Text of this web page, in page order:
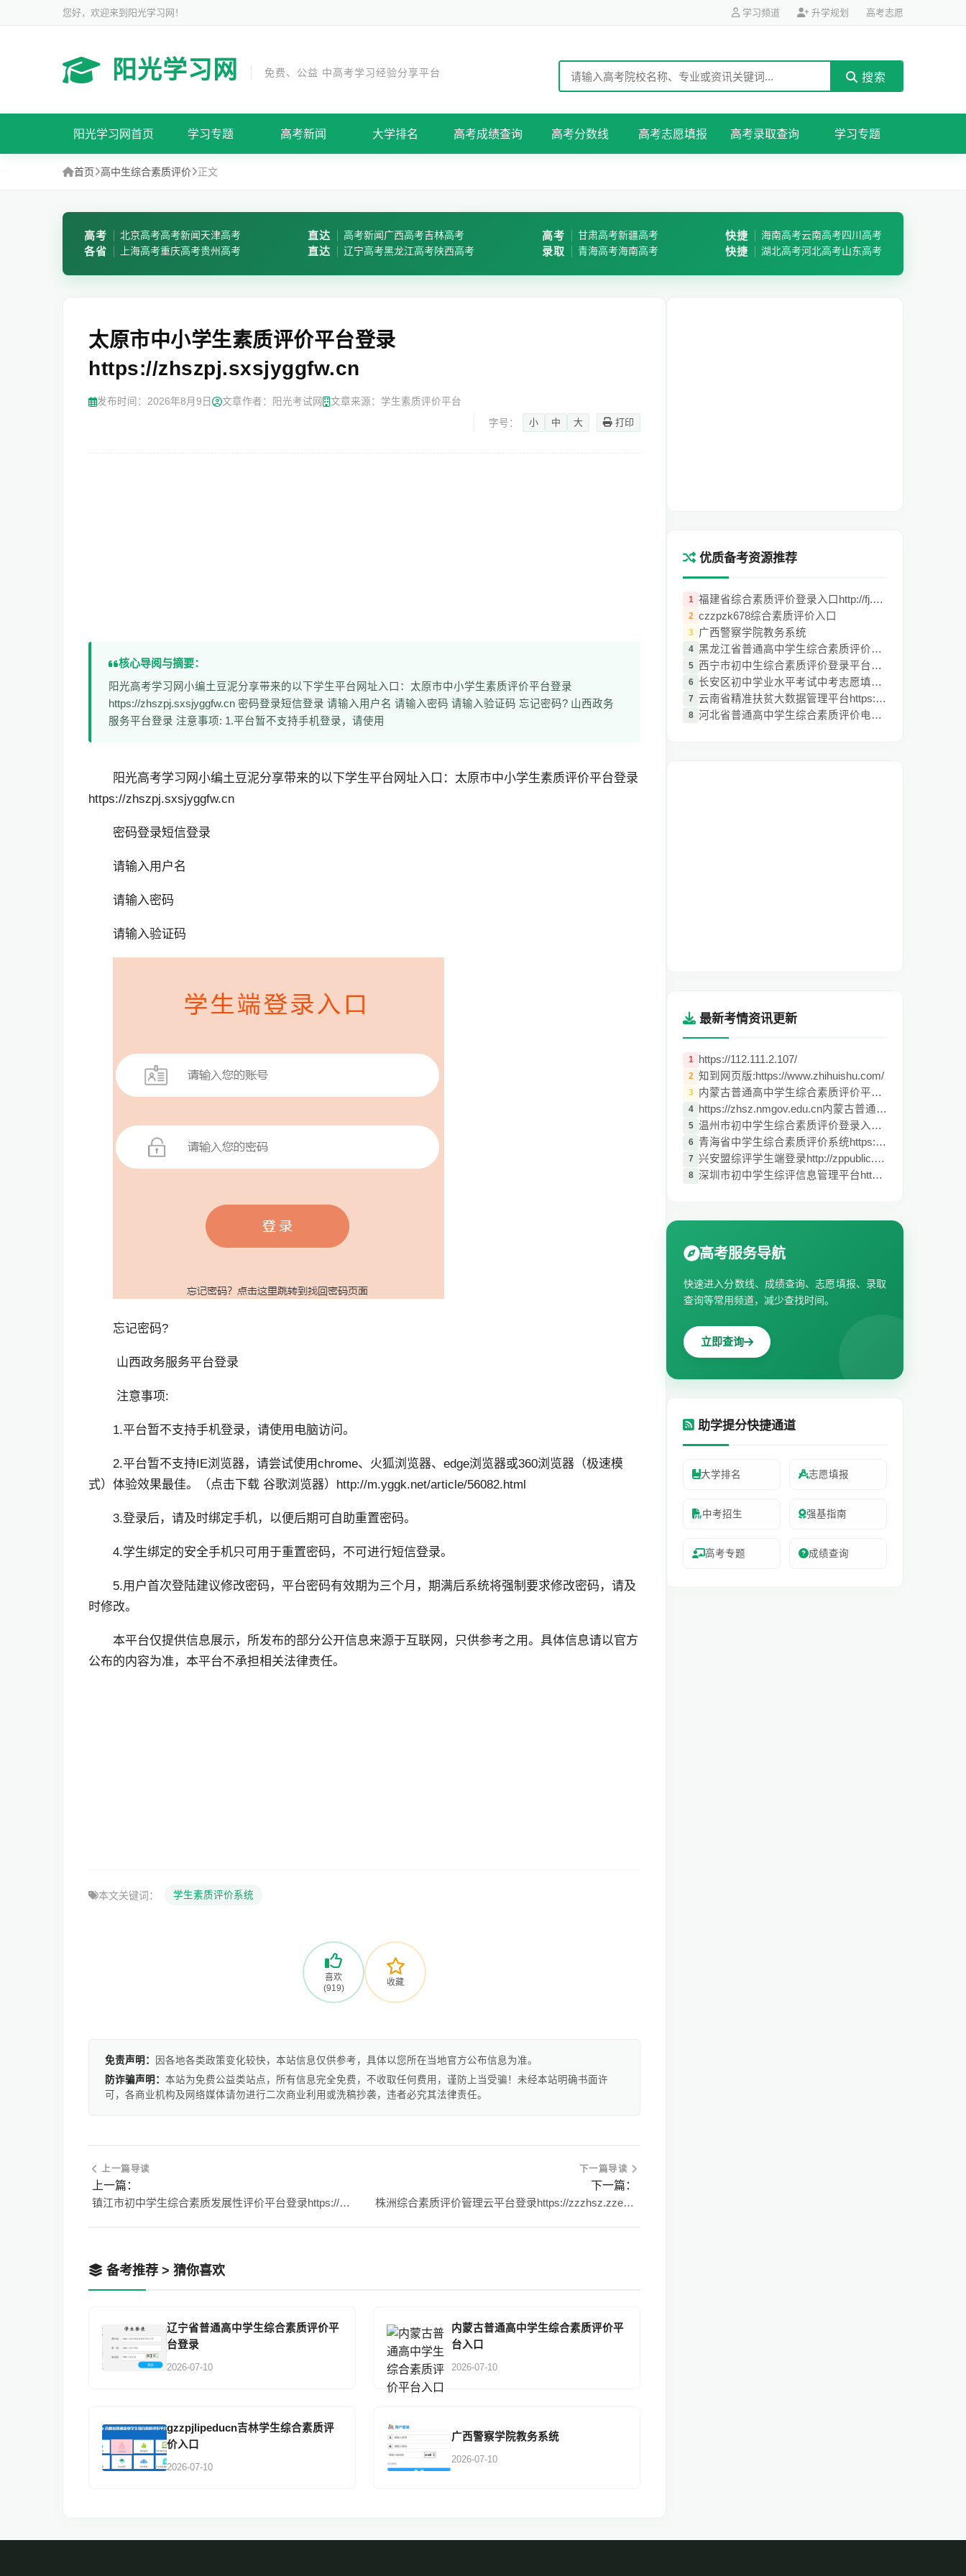
您好，欢迎来到阳光学习网！ 学习频道 升学规划 高考志愿
阳光学习网 免费、公益 中高考学习经验分享平台 搜索
阳光学习网首页 学习专题 高考新闻 大学排名 高考成绩查询 高考分数线 高考志愿填报 高考录取查询 学习专题
首页 高中生综合素质评价 正文
高考 北京高考高考新闻天津高考
各省 上海高考重庆高考贵州高考
直达 高考新闻广西高考吉林高考
直达 辽宁高考黑龙江高考陕西高考
高考 甘肃高考新疆高考
录取 青海高考海南高考
快捷 海南高考云南高考四川高考
快捷 湖北高考河北高考山东高考
太原市中小学生素质评价平台登录
https://zhszpj.sxsjyggfw.cn
发布时间： 2026年8月9日 文章作者：阳光考试网
文章来源：学生素质评价平台
字号：
小 中 大 打印
核心导阅与摘要：
阳光高考学习网小编土豆泥分享带来的以下学生平台网址入口：太原市中小学生素质评价平台登录
https://zhszpj.sxsjyggfw.cn 密码登录短信登录 请输入用户名 请输入密码 请输入验证码 忘记密码? 山西政务
服务平台登录 注意事项: 1.平台暂不支持手机登录，请使用
阳光高考学习网小编土豆泥分享带来的以下学生平台网址入口： 太原市中小学生素质评价平台登录
https://zhszpj.sxsjyggfw.cn
密码登录短信登录
请输入用户名
请输入密码
请输入验证码
忘记密码?
山西政务服务平台登录
注意事项:
1.平台暂不支持手机登录，请使用电脑访问。
2.平台暂不支持IE浏览器，请尝试使用chrome、火狐浏览器、edge浏览器或360浏览器（极速模
式）体验效果最佳。（点击下载 谷歌浏览器）http://m.yggk.net/article/56082.html
3.登录后，请及时绑定手机，以便后期可自助重置密码。
4.学生绑定的安全手机只可用于重置密码，不可进行短信登录。
5.用户首次登陆建议修改密码，平台密码有效期为三个月，期满后系统将强制要求修改密码，请及
时修改。
本平台仅提供信息展示，所发布的部分公开信息来源于互联网，只供参考之用。具体信息请以官方
公布的内容为准，本平台不承担相关法律责任。
本文关键词： 学生素质评价系统
喜欢
(919)
收藏
免责声明：
因各地各类政策变化较快，本站信息仅供参考，具体以您所在当地官方公布信息为准。
防诈骗声明： 本站为免费公益类站点，所有信息完全免费，不收取任何费用，谨防上当受骗！未经本站明确书面许
可，各商业机构及网络媒体请勿进行二次商业利用或洗稿抄袭，违者必究其法律责任。
上一篇导读
上一篇：
镇江市初中学生综合素质发展性评价平台登录https://edusvc.zje.net.cn:4992/
下一篇导读
下一篇：
株洲综合素质评价管理云平台登录https://zzzhsz.zzeduy.com/
备考推荐 > 猜你喜欢
辽宁省普通高中学生综合素质评价平
台登录
2026-07-10
内蒙古普通高中学生综合素质评价平
台入口
2026-07-10
gzzpjlipeducn吉林学生综合素质评
价入口
2026-07-10
广西警察学院教务系统
2026-07-10
优质备考资源推荐
1 福建省综合素质评价登录入口http://fj.huih
2 czzpzk678综合素质评价入口
3 广西警察学院教务系统
4 黑龙江省普通高中学生综合素质评价电子平台
5 西宁市初中生综合素质评价登录平台http://z
6 长安区初中学业水平考试中考志愿填报：http
7 云南省精准扶贫大数据管理平台https://222.
8 河北省普通高中学生综合素质评价电子平台：
最新考情资讯更新
1 https://112.111.2.107/
2 知到网页版:https://www.zhihuishu.com/
3 内蒙古普通高中学生综合素质评价平台入口
4 https://zhsz.nmgov.edu.cn内蒙古普通高中
5 温州市初中学生综合素质评价登录入口https:
6 青海省中学生综合素质评价系统https://zp.q
7 兴安盟综评学生端登录http://zppublic.stud
8 深圳市初中学生综评信息管理平台https://sz
高考服务导航
快速进入分数线、成绩查询、志愿填报、录取
查询等常用频道，减少查找时间。
立即查询
助学提分快捷通道
大学排名 志愿填报
中考招生 强基指南
高考专题 成绩查询